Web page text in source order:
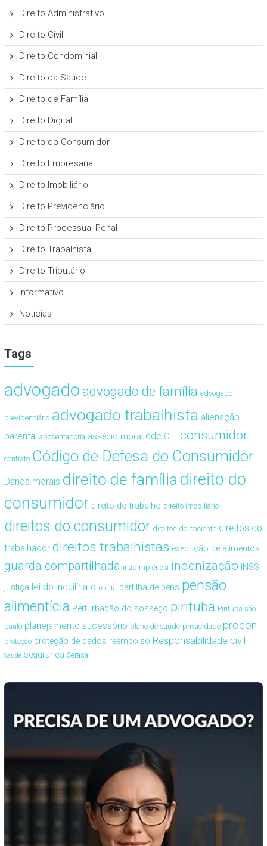
Direito Administrativo
Direito Civil
Direito Condominial
Direito da Saúde
Direito de Família
Direito Digital
Direito do Consumidor
Direito Empresarial
Direito Imobiliário
Direito Previdenciário
Direito Processual Penal
Direito Trabalhista
Direito Tributário
Informativo
Notícias
Tags
advogado advogado de família advogado
previdenciário advogado trabalhista alienação
parental aposentadoria assédio moral cdc CLT consumidor
contrato Código de Defesa do Consumidor
Danos morais direito de famíliadireito do
consumidor direito do trabalho direito imobiliário
direitos do consumidor direitos do paciente direitos do
trabalhador direitos trabalhistas execução de alimentos
guarda compartilhada inadimplência indenização INSS
justiça lei do inquilinato multa partilha de bens pensão
alimentícia Perturbação do sossego pirituba Pirituba são
paulo planejamento sucessório plano de saúde privacidade procon
proteção proteção de dados reembolso Responsabilidade civil
Saúde segurança Serasa